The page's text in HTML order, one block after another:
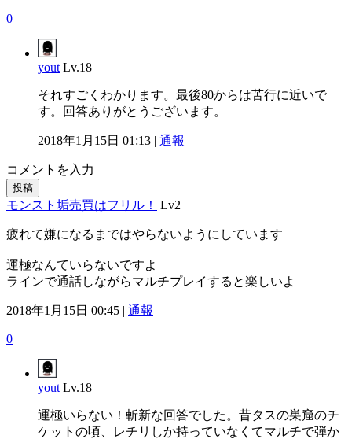
0
yout Lv.18
それすごくわかります。最後80からは苦行に近いで
す。回答ありがとうございます。
2018年1月15日 01:13 | 通報
コメントを入力
投稿
モンスト垢売買はフリル！ Lv2
疲れて嫌になるまではやらないようにしています
運極なんていらないですよ
ラインで通話しながらマルチプレイすると楽しいよ
2018年1月15日 00:45 | 通報
0
yout Lv.18
運極いらない！斬新な回答でした。昔タスの巣窟のチ
ケットの頃、レチリしか持っていなくてマルチで弾か